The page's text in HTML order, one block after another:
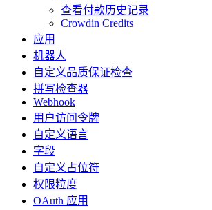
查看付款历史记录
Crowdin Credits
应用
机器人
自定义品质保证检查
拼写检查器
Webhook
用户访问令牌
自定义语言
字段
自定义占位符
权限粒度
OAuth 应用